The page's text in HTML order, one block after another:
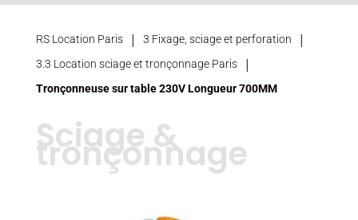
RS Location Paris | 3 Fixage, sciage et perforation |
3.3 Location sciage et tronçonnage Paris |
Tronçonneuse sur table 230V Longueur 700MM
Sciage &
tronçonnage